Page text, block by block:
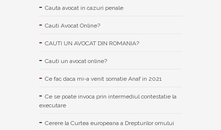
Cauta avocat in cazuri penale
Cauti Avocat Online?
CAUTI UN AVOCAT DIN ROMANIA?
Cauti un avocat online?
Ce fac daca mi-a venit somatie Anaf in 2021
Ce se poate invoca prin intermediul contestatie la
executare
Cerere la Curtea europeana a Drepturilor omului